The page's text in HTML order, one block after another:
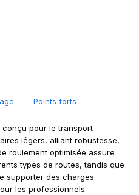
Points forts
conçu pour le transport
légers, alliant robustesse,
roulement optimisée assure
types de routes, tandis que
supporter des charges
les professionnels